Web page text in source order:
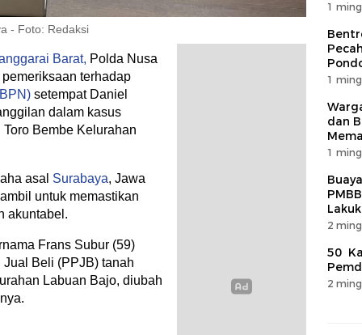
- Foto: Redaksi
Barat, Polda Nusa
terhadap
setempat Daniel
dalam kasus
Bembe Kelurahan
asal Surabaya, Jawa
untuk memastikan
akuntabel.
Frans Subur (59)
Beli (PPJB) tanah
Labuan Bajo, diubah
1
1
dan
1
2
50
2